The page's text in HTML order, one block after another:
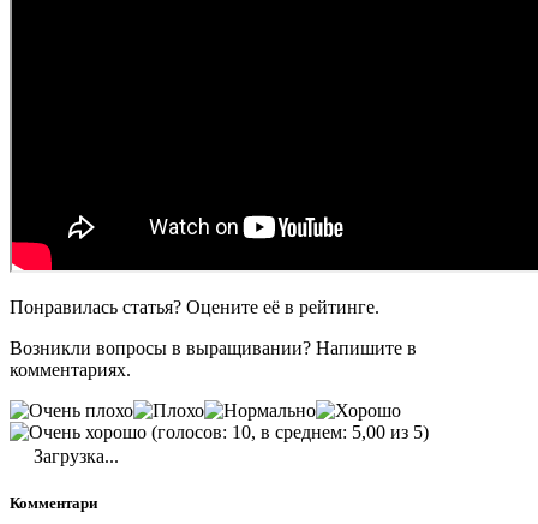
Понравилась статья? Оцените её в рейтинге.
Возникли вопросы в выращивании? Напишите в
комментариях.
(голосов: 10, в среднем: 5,00 из 5)
Загрузка...
Комментари